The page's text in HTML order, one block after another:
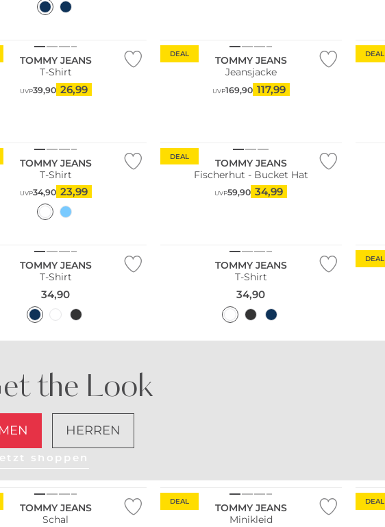
TOMMY JEANS
T-Shirt
UVP39,90 26,99
DEAL
TOMMY JEANS
Jeansjacke
UVP169,90 117,99
DEAL
TOMMY JEANS
T-Shirt
UVP34,90 23,99
DEAL
TOMMY JEANS
Fischerhut - Bucket Hat
UVP59,90 34,99
TOMMY JEANS
T-Shirt
34,90
TOMMY JEANS
T-Shirt
34,90
DEAL
the Look
HERREN
shoppen
TOMMY JEANS
Schal
DEAL
TOMMY JEANS
Minikleid
DEAL